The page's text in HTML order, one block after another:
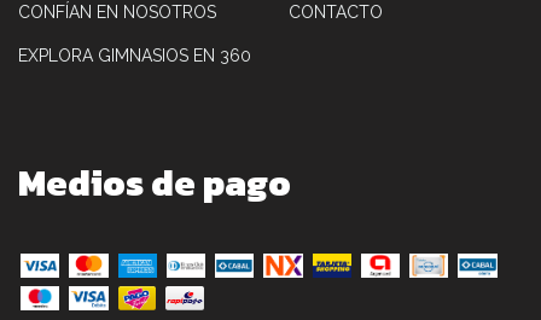
CONFÍAN EN NOSOTROS CONTACTO
EXPLORA GIMNASIOS EN 360
Medios de pago